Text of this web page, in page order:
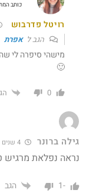
כותב
רויטל פדרבוש
הגב לאפרת
מישהי סיפרה לי
🙂
0
גילה ברונר
נראה נפלאת
-1 הגב